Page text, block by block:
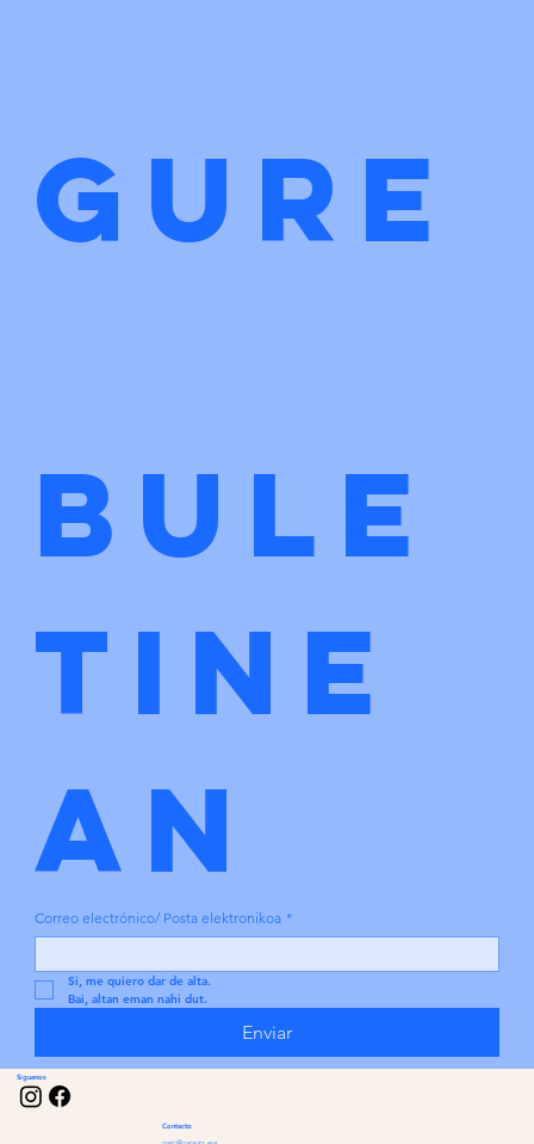
gure
bule
tine
an
Correo electrónico/ Posta elektronikoa *
Si, me quiero dar de alta.
Bai, altan eman nahi dut.
Enviar
Contacto
Síguenos